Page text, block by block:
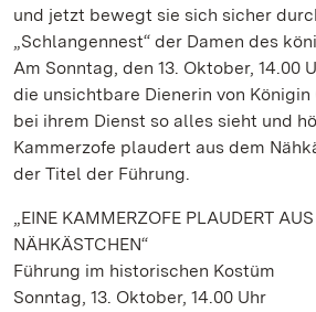
und jetzt bewegt sie sich sicher
„Schlangennest“ der Damen des
Am Sonntag, den 13. Oktober, 14.00
die unsichtbare Dienerin von
bei ihrem Dienst so alles sieht und
Kammerzofe plaudert aus dem
der Titel der Führung.
„EINE KAMMERZOFE PLAUDERT
NÄHKÄSTCHEN“
Führung im historischen Kostüm
Sonntag, 13. Oktober, 14.00 Uhr